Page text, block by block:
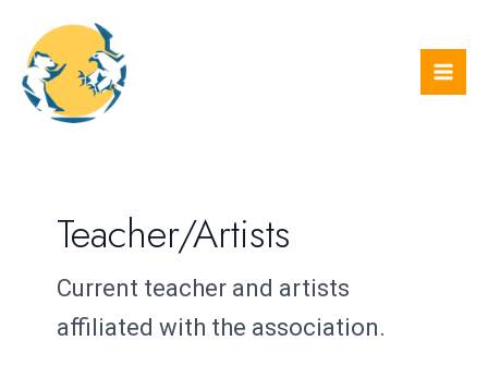
content
Teacher/Artists
Current teacher and artists
affiliated with the association.